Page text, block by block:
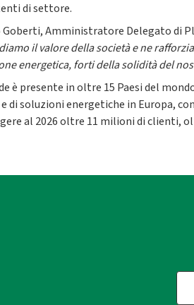
di settore.
Goberti, Amministratore Delegato di
il valore della società e ne
energetica, forti della solidità del
è presente in oltre 15 Paesi del
di soluzioni energetiche in Europa,
al 2026 oltre 11 milioni di clienti,